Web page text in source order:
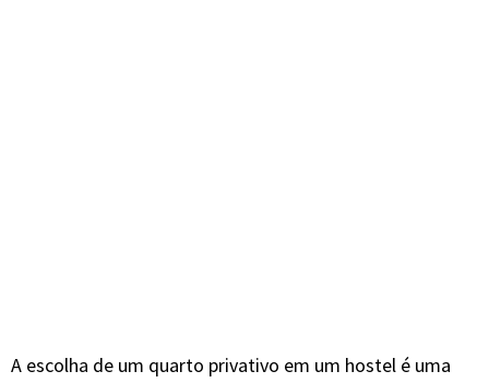
A escolha de um quarto privativo em um hostel é uma